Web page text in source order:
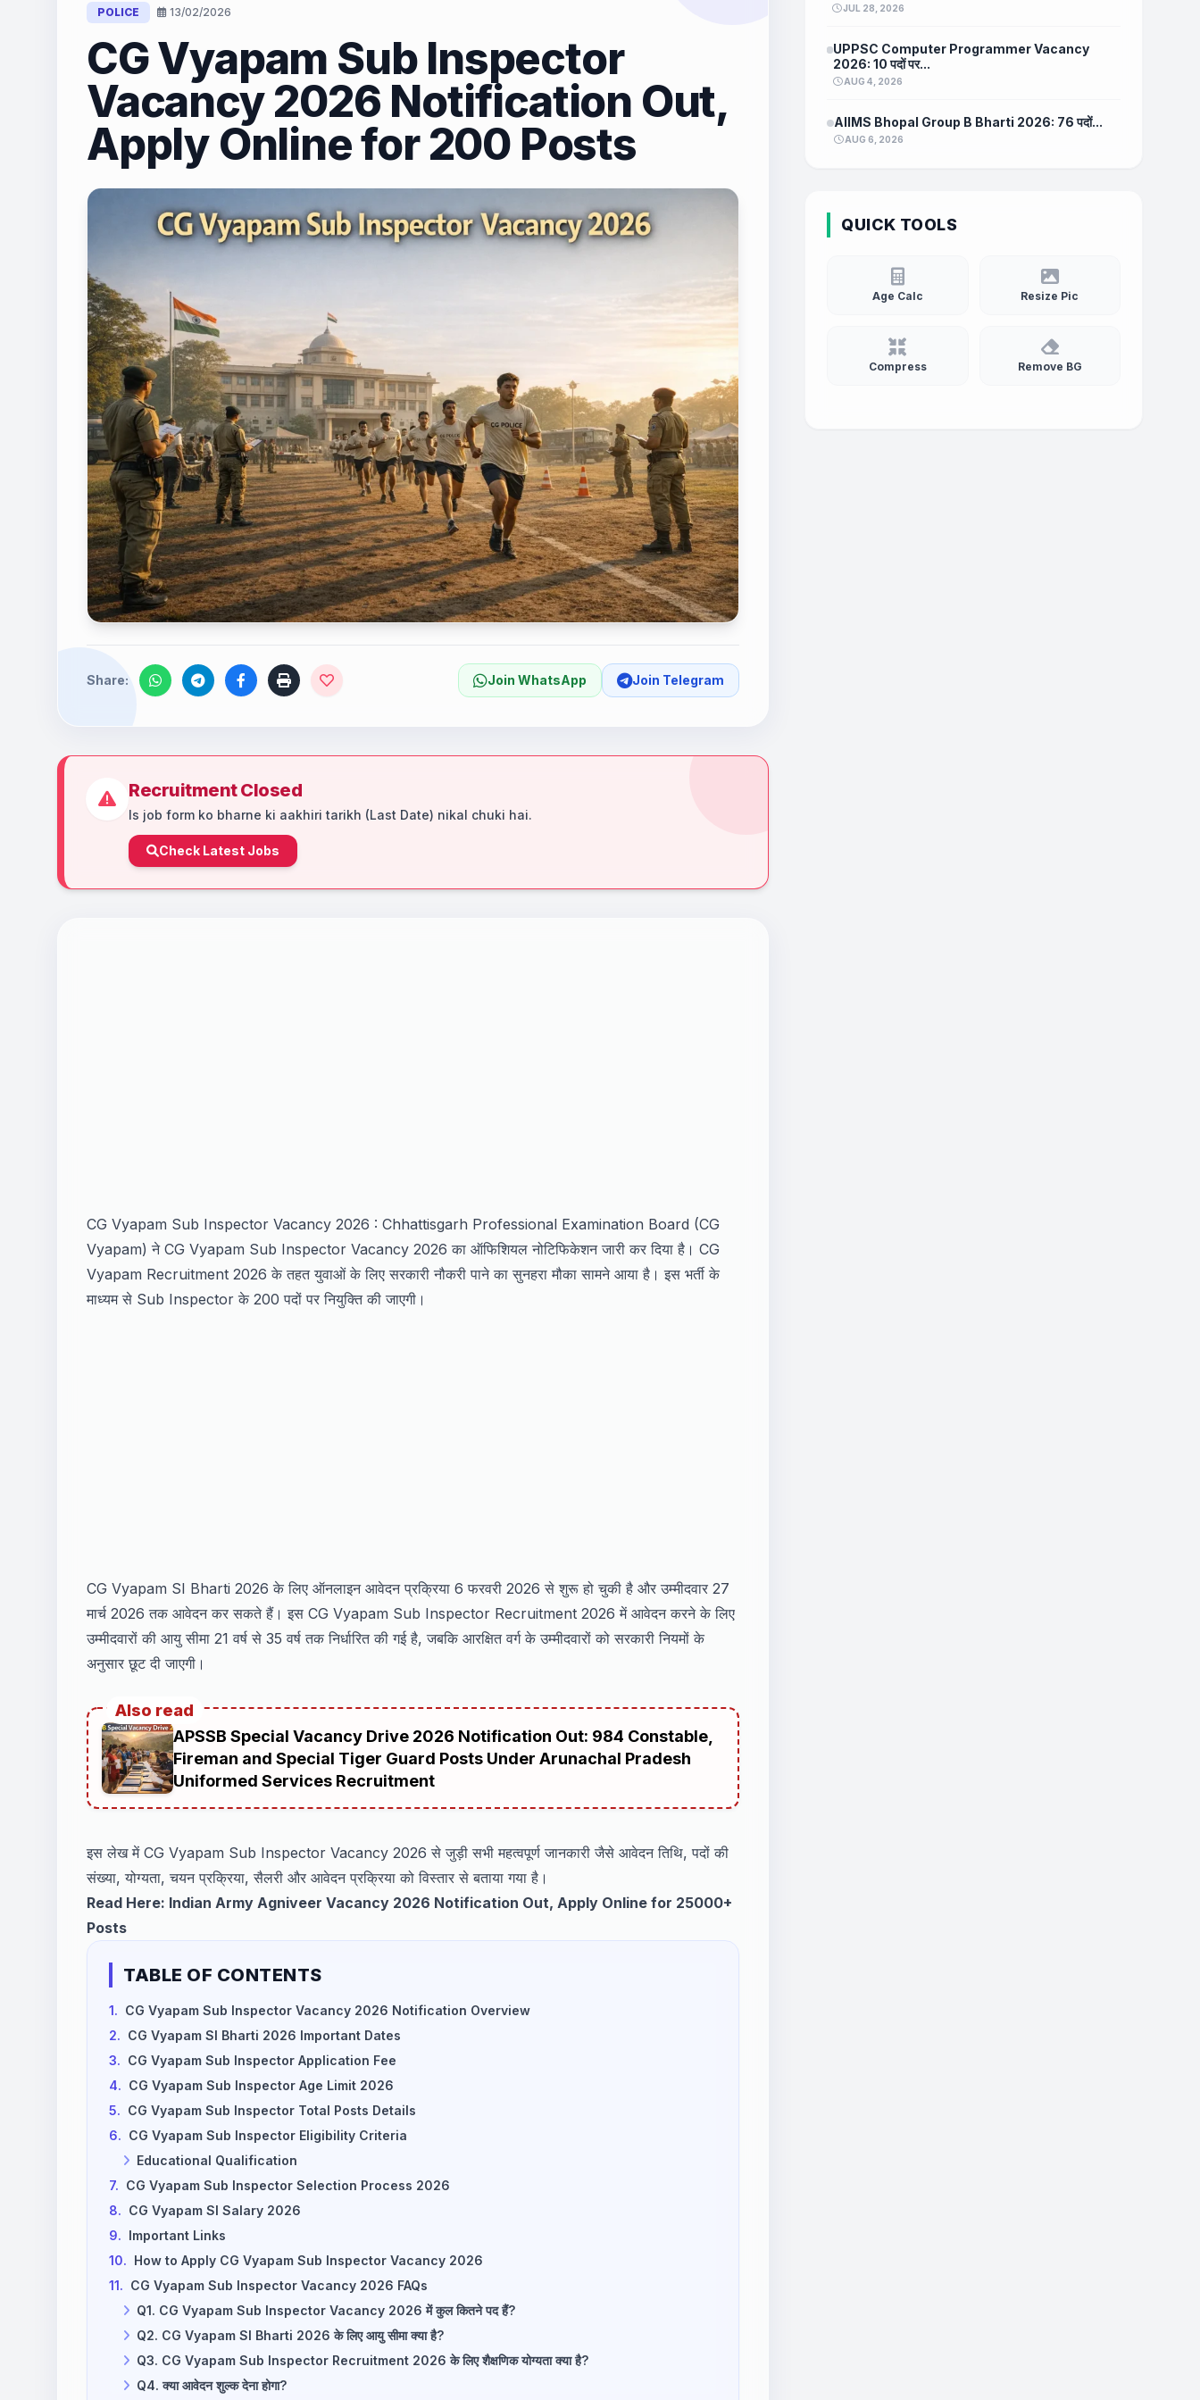
POLICE 13/02/2026
CG Vyapam Sub Inspector
Vacancy 2026 Notification Out,
Apply Online for 200 Posts
Share: Join WhatsApp Join Telegram
Recruitment Closed
Is job form ko bharne ki aakhiri tarikh (Last Date) nikal chuki hai.
Check Latest Jobs
CG Vyapam Sub Inspector Vacancy 2026 : Chhattisgarh Professional Examination Board (CG
Vyapam) ने CG Vyapam Sub Inspector Vacancy 2026 का ऑफिशियल नोटिफिकेशन जारी कर दिया है। CG
Vyapam Recruitment 2026 के तहत युवाओं के लिए सरकारी नौकरी पाने का सुनहरा मौका सामने आया है। इस भर्ती के
माध्यम से Sub Inspector के 200 पदों पर नियुक्ति की जाएगी।
CG Vyapam SI Bharti 2026 के लिए ऑनलाइन आवेदन प्रक्रिया 6 फरवरी 2026 से शुरू हो चुकी है और उम्मीदवार 27
मार्च 2026 तक आवेदन कर सकते हैं। इस CG Vyapam Sub Inspector Recruitment 2026 में आवेदन करने के लिए
उम्मीदवारों की आयु सीमा 21 वर्ष से 35 वर्ष तक निर्धारित की गई है, जबकि आरक्षित वर्ग के उम्मीदवारों को सरकारी नियमों के
अनुसार छूट दी जाएगी।
Also read
APSSB Special Vacancy Drive 2026 Notification Out: 984 Constable,
Fireman and Special Tiger Guard Posts Under Arunachal Pradesh
Uniformed Services Recruitment
इस लेख में CG Vyapam Sub Inspector Vacancy 2026 से जुड़ी सभी महत्वपूर्ण जानकारी जैसे आवेदन तिथि, पदों की
संख्या, योग्यता, चयन प्रक्रिया, सैलरी और आवेदन प्रक्रिया को विस्तार से बताया गया है।
Read Here: Indian Army Agniveer Vacancy 2026 Notification Out, Apply Online for 25000+
Posts
TABLE OF CONTENTS
1. CG Vyapam Sub Inspector Vacancy 2026 Notification Overview
2. CG Vyapam SI Bharti 2026 Important Dates
3. CG Vyapam Sub Inspector Application Fee
4. CG Vyapam Sub Inspector Age Limit 2026
5. CG Vyapam Sub Inspector Total Posts Details
6. CG Vyapam Sub Inspector Eligibility Criteria
Educational Qualification
7. CG Vyapam Sub Inspector Selection Process 2026
8. CG Vyapam SI Salary 2026
9. Important Links
10. How to Apply CG Vyapam Sub Inspector Vacancy 2026
11. CG Vyapam Sub Inspector Vacancy 2026 FAQs
Q1. CG Vyapam Sub Inspector Vacancy 2026 में कुल कितने पद हैं?
Q2. CG Vyapam SI Bharti 2026 के लिए आयु सीमा क्या है?
Q3. CG Vyapam Sub Inspector Recruitment 2026 के लिए शैक्षणिक योग्यता क्या है?
Q4. क्या आवेदन शुल्क देना होगा?
JUL 28, 2026
UPPSC Computer Programmer Vacancy
2026: 10 पदों पर...
AUG 4, 2026
AIIMS Bhopal Group B Bharti 2026: 76 पदों...
AUG 6, 2026
QUICK TOOLS
Age Calc Resize Pic
Compress Remove BG